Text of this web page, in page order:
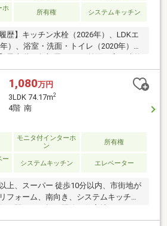
ホ
所有権 システムキッチン
歴】キッチン水栓（2026年）、LDKエ
）、浴室・洗面・トイレ（2020年）
り・風通し・眺望の良いお部屋です。
お使いになられており、一部水回り設
いるのが嬉しい物件です。ぜひご覧く
1,080万円
3LDK 74.17m2
4階 南
モニタ付インターホ
ン
所有権
ー
システムキッチン エレベーター
上、スーパー 徒歩10分以内、市街地が
フォーム、南向き、システムキッチ
、対面式キッチン、自走式駐車場、浴